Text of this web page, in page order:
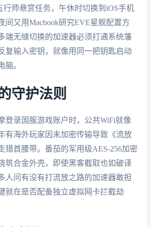
行师悬赏任务，午休时切换到iOS手机
间又用Macbook研究EVE星舰配置方
端无缝切换的加速器必须打通系统藩
复输入密钥，就像用同一把钥匙启动
脑。
守护法则
登录国服游戏账户时，公共WiFi就像
有海外玩家因未加密传输导致《流放
猎首腰带。番茄的军用级AES-256加密
筑合金外壳，即使黑客截取也如破译
人问有没有打流放之路的加速器敢担
就在是否配备独立虚拟网卡拦截劫